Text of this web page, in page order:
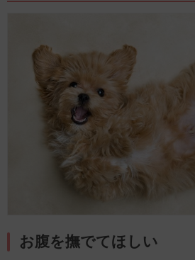
お腹を撫でてほしい